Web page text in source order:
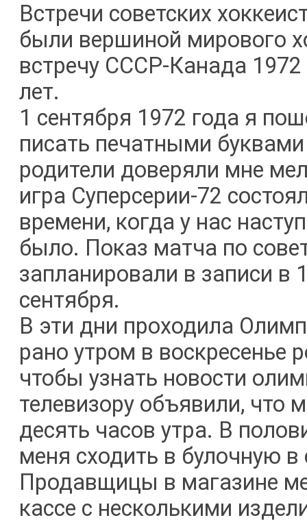
Встречи советских
были вершиной мирового
встречу СССР-Канада
лет.
1 сентября 1972 года я
писать печатными
родители доверяли мне
игра Суперсерии-72
времени, когда у нас
было. Показ матча по
запланировали в записи в
сентября.
В эти дни проходила
рано утром в воскресенье
чтобы узнать новости
телевизору объявили,
десять часов утра. В
меня сходить в булочную
Продавщицы в магазине
кассе с несколькими